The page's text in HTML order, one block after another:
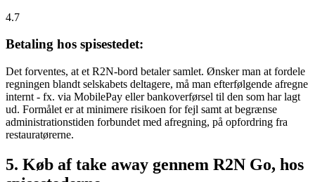
4.7
Betaling hos spisestedet:
Det forventes, at et R2N-bord betaler samlet. Ønsker man at fordele
regningen blandt selskabets deltagere, må man efterfølgende afregne
internt - fx. via MobilePay eller bankoverførsel til den som har lagt
ud. Formålet er at minimere risikoen for fejl samt at begrænse
administrationstiden forbundet med afregning, på opfordring fra
restauratørerne.
5. Køb af take away gennem R2N Go, hos